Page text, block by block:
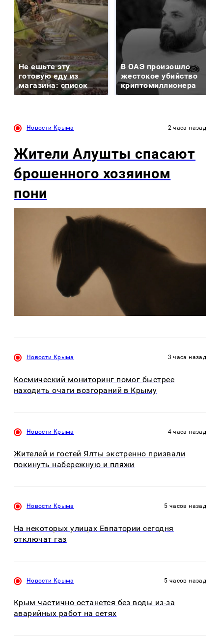
Не ешьте эту
готовую еду из
магазина: список
В ОАЭ произошло
жестокое убийство
криптомиллионера
Новости Крыма 2 часа назад
Жители Алушты спасают
брошенного хозяином
пони
Новости Крыма 3 часа назад
Космический мониторинг помог быстрее
находить очаги возгораний в Крыму
Новости Крыма 4 часа назад
Жителей и гостей Ялты экстренно призвали
покинуть набережную и пляжи
Новости Крыма 5 часов назад
На некоторых улицах Евпатории сегодня
отключат газ
Новости Крыма 5 часов назад
Крым частично останется без воды из-за
аварийных работ на сетях